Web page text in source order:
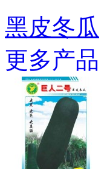
黑皮冬瓜
更多产品